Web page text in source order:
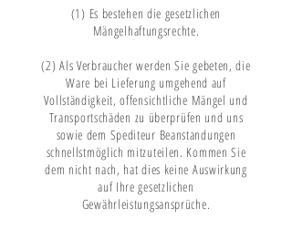
(1) Es bestehen die gesetzlichen
Mängelhaftungsrechte.
(2) Als Verbraucher werden Sie gebeten, die
Ware bei Lieferung umgehend auf
Vollständigkeit, offensichtliche Mängel und
Transportschäden zu überprüfen und uns
sowie dem Spediteur Beanstandungen
schnellstmöglich mitzuteilen. Kommen Sie
dem nicht nach, hat dies keine Auswirkung
auf Ihre gesetzlichen
Gewährleistungsansprüche.